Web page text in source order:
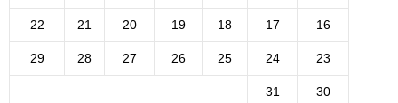
16
17
18
19
20
21
22
23
24
25
26
27
28
29
30
31